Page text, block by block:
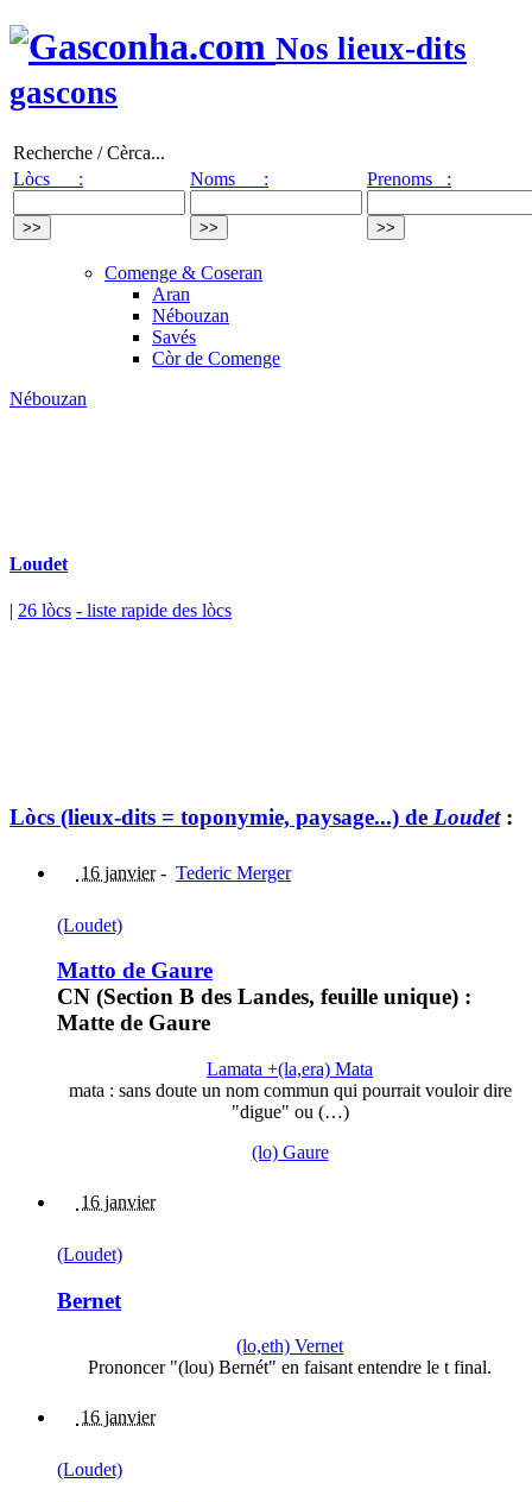
Nos lieux-dits
gascons
Recherche / Cèrca...
Lòcs :
Noms : Prenoms :
Comenge & Coseran
Aran
Nébouzan
Savés
Còr de Comenge
Nébouzan
Loudet
| 26 lòcs - liste rapide des lòcs
Lòcs (lieux-dits = toponymie, paysage...) de Loudet:
16 janvier- Tederic Merger
(Loudet)
Matto de Gaure
CN (Section B des Landes, feuille unique) :
Matte de Gaure
Lamata +(la,era) Mata
mata : sans doute un nom commun qui pourrait vouloir dire
"digue" ou (…)
(lo) Gaure
16 janvier
(Loudet)
Bernet
(lo,eth) Vernet
Prononcer "(lou) Bernét" en faisant entendre le t final.
16 janvier
(Loudet)